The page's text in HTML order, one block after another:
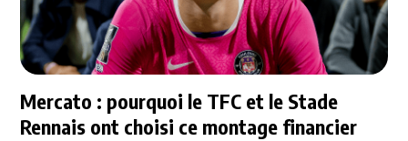
Mercato : pourquoi le TFC et le Stade
Rennais ont choisi ce montage financier